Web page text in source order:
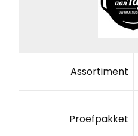
Assortiment
Proefpakket